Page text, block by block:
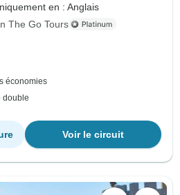
en : Anglais
The Go Tours
économies
double
Voir le circuit